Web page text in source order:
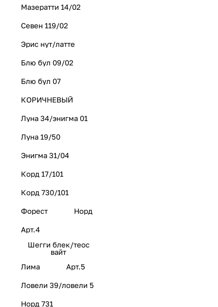
Мазератти 14/02
Севен 119/02
Эрис нут/латте
Блю бул 09/02
Блю бул 07
КОРИЧНЕВЫЙ
Луна 34/энигма 01
Луна 19/50
Энигма 31/04
Корд 17/101
Корд 730/101
Форест Норд
Арт.4
Шегги блек/теос
вайт
Лима
Арт.5
Ловели 39/ловели 5
Норд 731